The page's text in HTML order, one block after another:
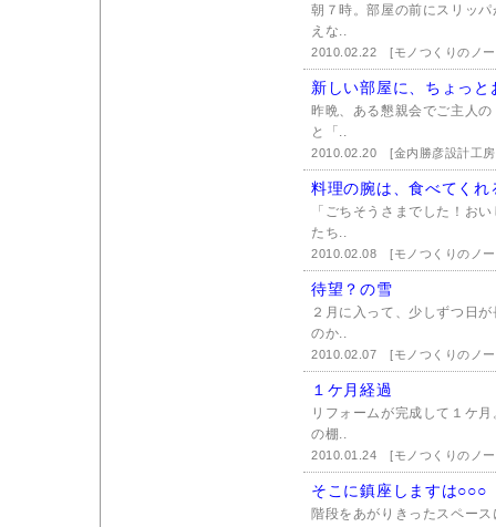
朝７時。部屋の前にスリッ
えな..
2010.02.22[モノつくりのノ
新しい部屋に、ちょっと
昨晩、ある懇親会でご主人
と「..
2010.02.20[金内勝彦設計工
料理の腕は、食べてく
「ごちそうさまでした！お
たち..
2010.02.08[モノつくりのノ
待望？の雪
２月に入って、少しずつ日
のか..
2010.02.07[モノつくりのノ
１ケ月経過
リフォームが完成して１ケ
の棚..
2010.01.24[モノつくりのノ
そこに鎮座しますは○○○
階段をあがりきったスペー